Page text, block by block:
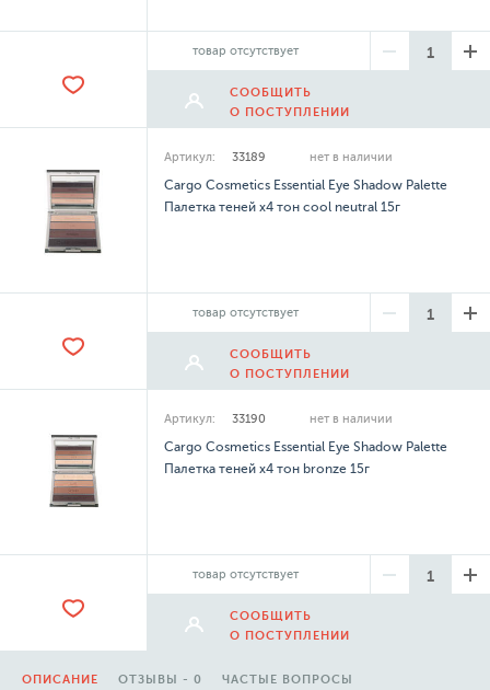
товар отсутствует
СООБЩИТЬ
О ПОСТУПЛЕНИИ
Артикул: 33189 нет в наличии
Cargo Cosmetics Essential Eye Shadow Palette
Палетка теней х4 тон cool neutral 15г
товар отсутствует
СООБЩИТЬ
О ПОСТУПЛЕНИИ
Артикул: 33190 нет в наличии
Cargo Cosmetics Essential Eye Shadow Palette
Палетка теней х4 тон bronze 15г
товар отсутствует
СООБЩИТЬ
О ПОСТУПЛЕНИИ
ОПИСАНИЕ ОТЗЫВЫ - 0 ЧАСТЫЕ ВОПРОСЫ